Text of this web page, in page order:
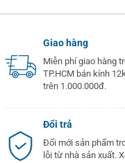
Giao hàng
Miễn phí giao hàng
TP.HCM bán kính
trên 1.000.000đ.
Đổi trả
Đổi mới sản phẩm
lỗi từ nhà sản xuất.